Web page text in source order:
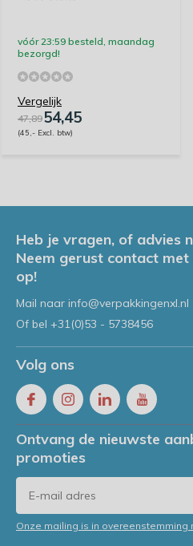
vóór 23:59 besteld, maandag
bezorgd!
Vergelijk
47,8954,45
(45,- Excl. btw)
Heb je vragen, of advies
Neem gerust contact met
op!
Mail naar info@verpakkingenxl.nl
Of bel +31(0)53 - 5738456
Volg ons
Ontvang de nieuwste
promoties
Onze mailing is in overeenstemming